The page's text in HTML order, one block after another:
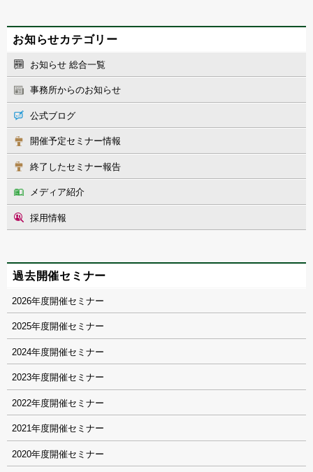
お知らせカテゴリー
お知らせ 総合一覧
事務所からのお知らせ
公式ブログ
開催予定セミナー情報
終了したセミナー報告
メディア紹介
採用情報
過去開催セミナー
2026
2025
2024
2023
2022
2021
2020